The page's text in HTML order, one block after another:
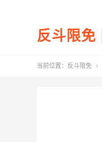
反斗限免
当前位置： 反斗限免 